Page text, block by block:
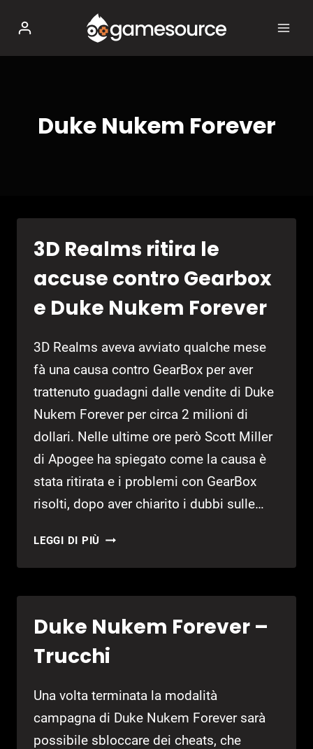
contenuto
Duke Nukem Forever
3D Realms ritira le
accuse contro Gearbox
e Duke Nukem Forever
3D Realms aveva avviato qualche mese
fà una causa contro GearBox per aver
trattenuto guadagni dalle vendite di Duke
Nukem Forever per circa 2 milioni di
dollari. Nelle ultime ore però Scott Miller
di Apogee ha spiegato come la causa è
stata ritirata e i problemi con GearBox
risolti, dopo aver chiarito i dubbi sulle…
LEGGI DI PIÙ 3D
RITIRA
CONTRO
E
NUKEM
FOREVER
Duke Nukem Forever –
Trucchi
Una volta terminata la modalità
campagna di Duke Nukem Forever sarà
possibile sbloccare dei cheats, che